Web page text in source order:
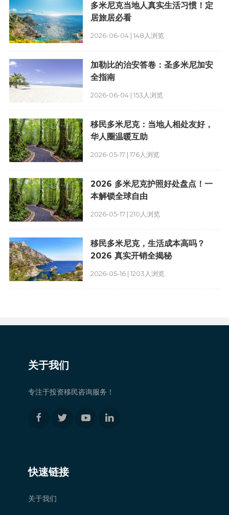
2026-06-04 | 148人浏览
多米尼克当地人真实生活习惯！定
居旅居必看
2026-06-04 | 153人浏览
加勒比的治安答卷：圣多米尼加安
全指南
2026-05-17 | 176人浏览
移民多米尼克：当地人相处友好，
华人圈温暖互助
2026-05-17 | 210人浏览
2026 多米尼克护照好处盘点！一
本解锁全球自由
2026-05-16 | 1203人浏览
移民多米尼克，生活成本高吗？
2026 真实开销全揭秘
关于我们
专注于投资移民咨询服务！
快速链接
关于我们